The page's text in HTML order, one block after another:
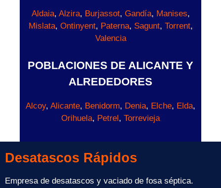
Aldaia, Alzira, Burjassot, Gandía, Manises,
Mislata, Ontinyent, Paterna, Sagunt, Torrent,
Valencia
POBLACIONES DE ALICANTE Y
ALREDEDORES
Alcoy, Alicante, Benidorm, Denia, Elche, Elda,
Orihuela, Petrel, Torrevieja
Desatascos Rápidos
Empresa de desatascos y vaciado de fosa séptica.